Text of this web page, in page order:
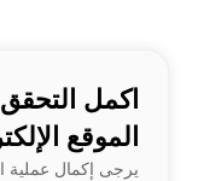
اكمل
الموقع
يرجى إكمال عملية